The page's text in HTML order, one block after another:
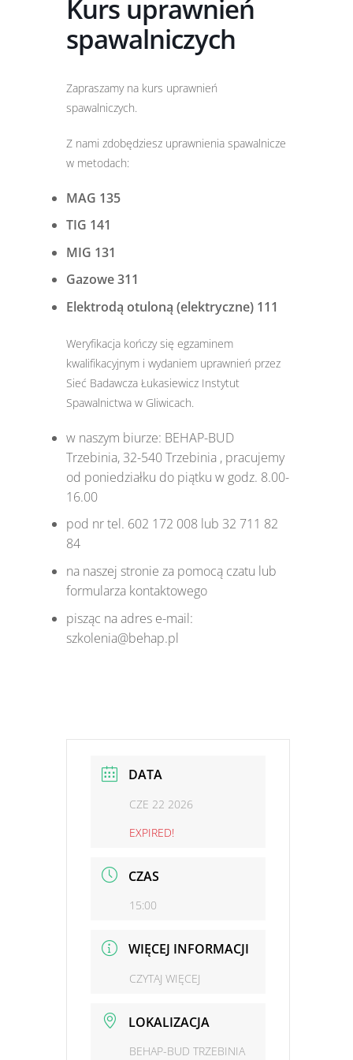
Kurs uprawnień
spawalniczych
Zapraszamy na kurs uprawnień
spawalniczych.
Z nami zdobędziesz uprawnienia spawalnicze
w metodach:
MAG 135
TIG 141
MIG 131
Gazowe 311
Elektrodą otuloną (elektryczne) 111
Weryfikacja kończy się egzaminem
kwalifikacyjnym i wydaniem uprawnień przez
Sieć Badawcza Łukasiewicz Instytut
Spawalnictwa w Gliwicach.
w naszym biurze: BEHAP-BUD
Trzebinia, 32-540 Trzebinia , pracujemy
od poniedziałku do piątku w godz. 8.00-
16.00
pod nr tel. 602 172 008 lub 32 711 82
84
na naszej stronie za pomocą czatu lub
formularza kontaktowego
pisząc na adres e-mail:
szkolenia@behap.pl
DATA
CZE 22 2026
EXPIRED!
CZAS
15:00
WIĘCEJ INFORMACJI
CZYTAJ WIĘCEJ
LOKALIZACJA
BEHAP-BUD TRZEBINIA